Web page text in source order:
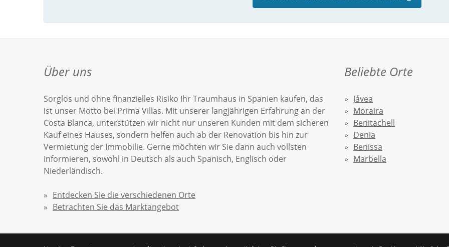
Über uns
Sorglos und ohne finanzielles Risiko Ihr Traumhaus in Spanien kaufen, das
ist unser Motto bei Prima Villas. Mit unserer langjährigen Erfahrung an der
Costa Blanca, unterstützen wir nicht nur unseren Kunden mit dem sicheren
Kauf eines Hauses, sondern helfen auch ab der Renovation bis hin zur
Vermietung der Immobilie. Gerne möchten wir Sie dann auch vollsten
informieren, sowohl in Deutsch als auch Spanisch, Englisch oder
Niederländisch.
Entdecken Sie die verschiedenen Orte
Betrachten Sie das Marktangebot
Beliebte Orte
Jávea
Moraira
Benitachell
Denia
Benissa
Marbella